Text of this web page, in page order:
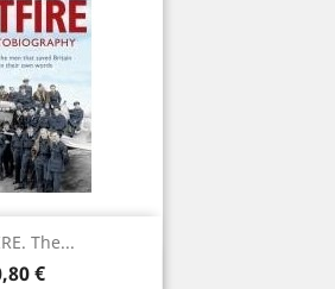
The...
€
rápida